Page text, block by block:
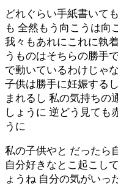
どれぐらい手紙書いて
も 全然もう向こうは向
我々もあれにこれに執
うものはそちらの勝手
で動いているわけじゃ
子供は勝手に妊娠する
まれるし 私の気持ちの
しょうに 逆どう見ても
うに
私の子供やと だったら
自分好きなとこ起こし
ょうね 自分の気がいっ